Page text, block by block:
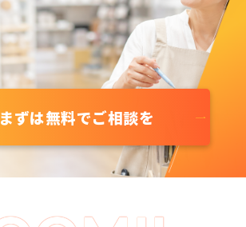
まずは無料でご相談を